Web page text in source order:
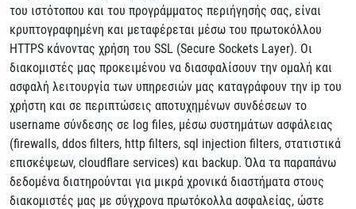
του ιστότοπου και του προγράμματος περιήγησής σας, είναι
κρυπτογραφημένη και μεταφέρεται μέσω του πρωτοκόλλου
HTTPS κάνοντας χρήση του SSL (Secure Sockets Layer). Οι
διακομιστές μας προκειμένου να διασφαλίσουν την ομαλή και
ασφαλή λειτουργία των υπηρεσιών μας καταγράφουν την ip του
χρήστη και σε περιπτώσεις αποτυχημένων συνδέσεων το
username σύνδεσης σε log files, μέσω συστημάτων ασφάλειας
(firewalls, ddos filters, http filters, sql injection filters, στατιστικά
επισκέψεων, cloudflare services) και backup. Όλα τα παραπάνω
δεδομένα διατηρούνται για μικρά χρονικά διαστήματα στους
διακομιστές μας με σύγχρονα πρωτόκολλα ασφαλείας, ώστε